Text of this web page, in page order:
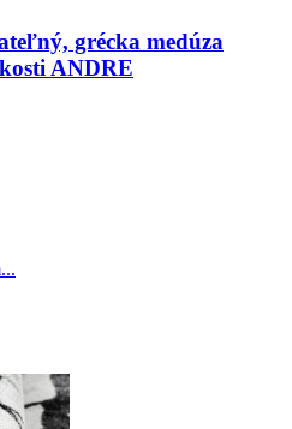
grécka medúza
ANDRE